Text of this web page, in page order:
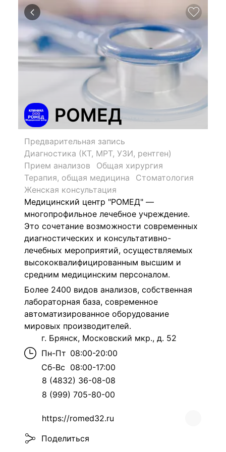
РОМЕД
Предварительная запись
Диагностика (КТ, МРТ, УЗИ, рентген)
Прием анализов
Общая хирургия
Терапия, общая медицина
Стоматология
Женская консультация
Медицинский центр "РОМЕД" —
многопрофильное лечебное учреждение.
Это сочетание возможности современных
диагностических и консультативно-
лечебных мероприятий, осуществляемых
высококвалифицированным высшим и
средним медицинским персоналом.
Более 2400 видов анализов, собственная
лабораторная база, современное
автоматизированное оборудование
мировых производителей.
г. Брянск, Московский мкр., д. 52
Пн-Пт 08:00-20:00
Сб-Вс 08:00-17:00
8 (4832) 36-08-08
8 (999) 705-80-00
https://romed32.ru
Поделиться